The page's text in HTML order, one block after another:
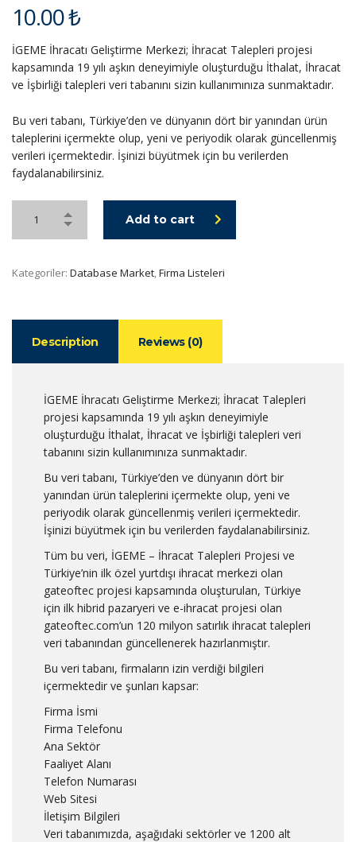
10.00₺
İGEME İhracatı Geliştirme Merkezi; İhracat Talepleri projesi
kapsamında 19 yılı aşkın deneyimiyle oluşturduğu İthalat, İhracat
ve İşbirliği talepleri veri tabanını sizin kullanımınıza sunmaktadır.
Bu veri tabanı, Türkiye’den ve dünyanın dört bir yanından ürün
taleplerini içermekte olup, yeni ve periyodik olarak güncellenmiş
verileri içermektedir. İşinizi büyütmek için bu verilerden
faydalanabilirsiniz.
Add to cart
Kategoriler: Database Market,Firma Listeleri
Description Reviews (0)
İGEME İhracatı Geliştirme Merkezi; İhracat Talepleri
projesi kapsamında 19 yılı aşkın deneyimiyle
oluşturduğu İthalat, İhracat ve İşbirliği talepleri veri
tabanını sizin kullanımınıza sunmaktadır.
Bu veri tabanı, Türkiye’den ve dünyanın dört bir
yanından ürün taleplerini içermekte olup, yeni ve
periyodik olarak güncellenmiş verileri içermektedir.
İşinizi büyütmek için bu verilerden faydalanabilirsiniz.
Tüm bu veri, İGEME – İhracat Talepleri Projesi ve
Türkiye’nin ilk özel yurtdışı ihracat merkezi olan
gateoftec projesi kapsamında oluşturulan, Türkiye
için ilk hibrid pazaryeri ve e-ihracat projesi olan
gateoftec.com’un 120 milyon satırlık ihracat talepleri
veri tabanından güncellenerek hazırlanmıştır.
Bu veri tabanı, firmaların izin verdiği bilgileri
içermektedir ve şunları kapsar:
Firma İsmi
Firma Telefonu
Ana Sektör
Faaliyet Alanı
Telefon Numarası
Web Sitesi
İletişim Bilgileri
Veri tabanımızda, aşağıdaki sektörler ve 1200 alt